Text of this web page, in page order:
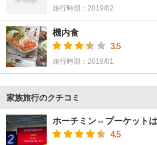
旅行時期：2019/02
機内食
3.5
旅行時期：2018/01
家族旅行のクチコミ
ホーチミン⇔プーケット
4.5